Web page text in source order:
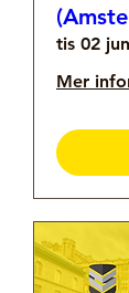
tis 02
Mer